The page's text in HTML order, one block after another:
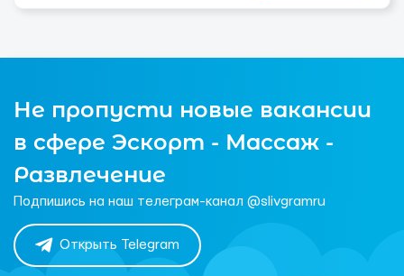
Не пропусти новые вакансии
в сфере Эскорт - Массаж -
Развлечение
Подпишись на наш телеграм-канал @slivgramru
Открыть Telegram